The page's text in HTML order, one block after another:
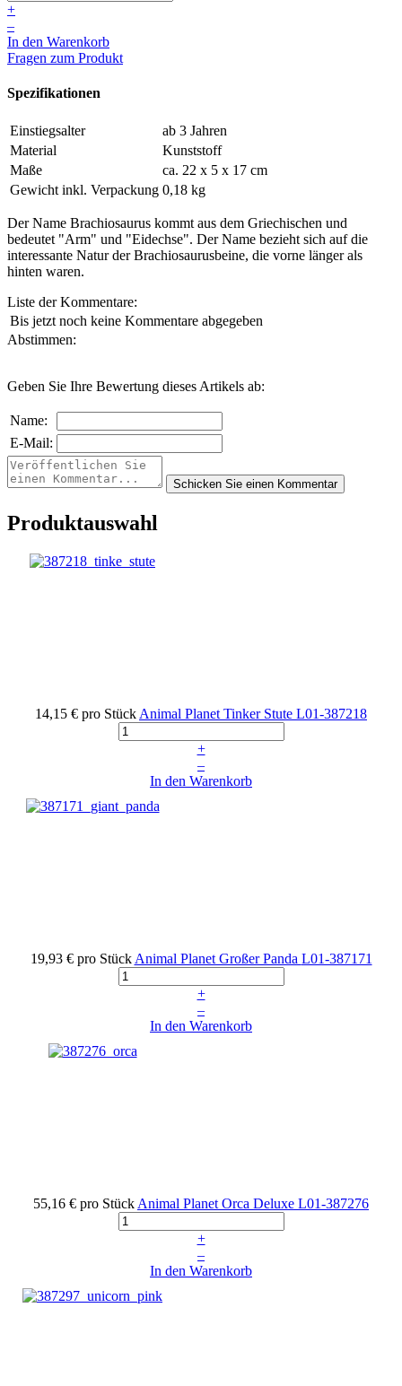
+
–
In den Warenkorb
Fragen zum Produkt
Spezifikationen
Einstiegsalter
ab 3 Jahren
Material
Kunststoff
Maße
ca. 22 x 5 x 17 cm
Gewicht inkl. Verpackung 0,18 kg
Der Name Brachiosaurus kommt aus dem Griechischen und
bedeutet "Arm" und "Eidechse". Der Name bezieht sich auf die
interessante Natur der Brachiosaurusbeine, die vorne länger als
hinten waren.
Liste der Kommentare:
Bis jetzt noch keine Kommentare abgegeben
Abstimmen:
Geben Sie Ihre Bewertung dieses Artikels ab:
Name:
E-Mail:
Produktauswahl
14,15 € pro Stück Animal Planet Tinker Stute L01-387218
+
–
In den Warenkorb
19,93 € pro Stück Animal Planet Großer Panda L01-387171
+
–
In den Warenkorb
55,16 € pro Stück Animal Planet Orca Deluxe L01-387276
+
–
In den Warenkorb